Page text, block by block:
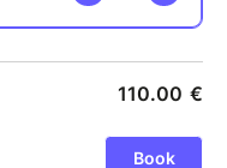
n'est nécessaire.